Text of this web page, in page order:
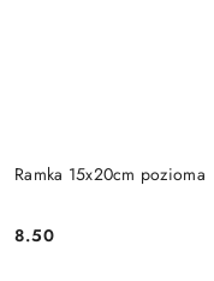
Ramka 15x20cm pozioma
Cena:
8.50